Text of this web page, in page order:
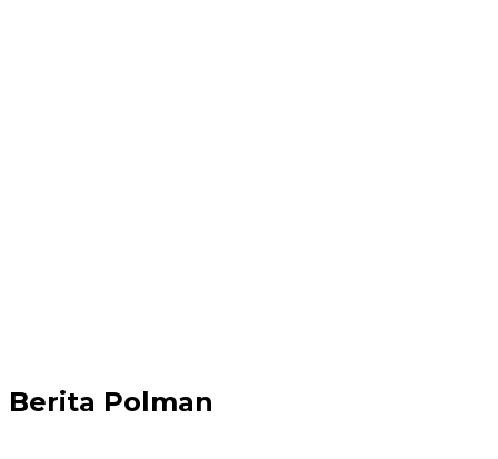
Berita Polman